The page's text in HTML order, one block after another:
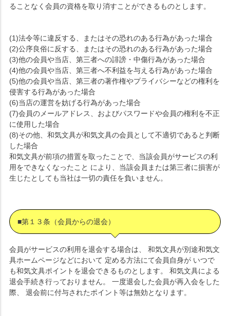
ることなく会員の資格を取り消すことができるものとします。
(1)法令等に違反する、またはその恐れのある行為があった場合
(2)公序良俗に反する、またはその恐れのある行為があった場合
(3)他の会員や当店、第三者への誹謗・中傷行為があった場合
(4)他の会員や当店、第三者へ不利益を与える行為があった場合
(5)他の会員や当店、第三者の著作権やプライバシーなどの権利を
侵害する行為があった場合
(6)当店の運営を妨げる行為があった場合
(7)会員のメールアドレス、およびパスワードや会員の権利を不正
に使用した場合
(8)その他、和気文具が和気文具の会員として不適切であると判断
した場合
和気文具が前項の措置を取ったことで、当該会員がサービスの利
用をできなくなったこと により、当該会員または第三者に損害が
生じたとしても当社は一切の責任を負いません。
■第１３条（会員からの退会）
会員がサービスの利用を退会する場合は、 和気文具が別途和気文
具ホームページなどにおいて 定める方法にて会員自身が いつで
も和気文具ポイントを退会できるものとします。 和気文具による
退会手続き行っておりません。 一度退会した会員が再入会をした
際、 退会前に付与されたポイント等は無効となります。